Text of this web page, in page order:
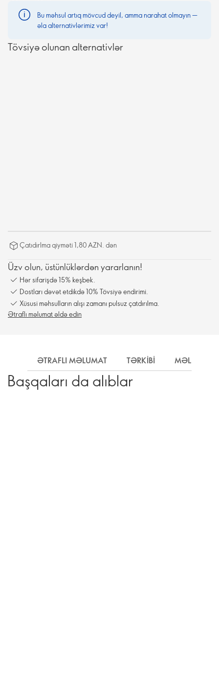
Bu məhsul artıq mövcud deyil, amma narahat olmayın —
əla alternativlərimiz var!
Tövsiyə olunan alternativlər
Çatıdırlma qiyməti 1,80 AZN. dən
Üzv olun, üstünlüklərdən yararlanın!
Hər sifarişdə 15% keşbek.
Dostları dəvət etdikdə 10% Tövsiyə endirimi.
Xüsusi məhsulların alışı zamanı pulsuz çatdırılma.
Ətraflı məlumat əldə edin
ƏTRAFLI MƏLUMAT TƏRKIBI MƏLUMAT
Başqaları da alıblar